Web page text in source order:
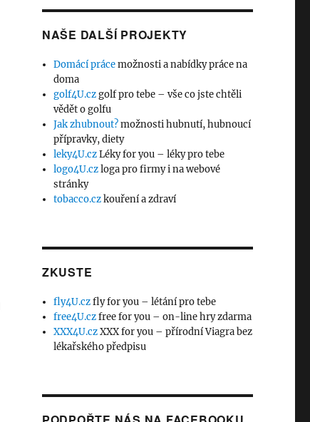
NAŠE DALŠÍ PROJEKTY
Domácí prácemožnosti a nabídky práce na
doma
golf4U.czgolf pro tebe – vše co jste chtěli
vědět o golfu
Jak zhubnout?možnosti hubnutí, hubnoucí
přípravky, diety
leky4U.czLéky for you – léky pro tebe
logo4U.czloga pro firmy i na webové
stránky
tobacco.czkouření a zdraví
ZKUSTE
fly4U.czfly for you – létání pro tebe
free4U.czfree for you – on-line hry zdarma
XXX4U.czXXX for you – přírodní Viagra bez
lékařského předpisu